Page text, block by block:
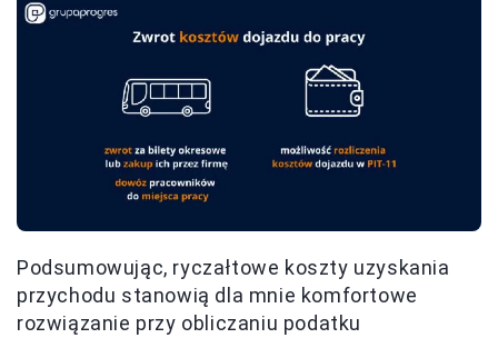
Podsumowując, ryczałtowe koszty uzyskania
przychodu stanowią dla mnie komfortowe
rozwiązanie przy obliczaniu podatku